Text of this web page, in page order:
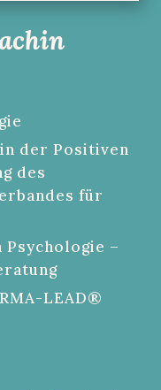
der Positiven
des
für
–
LEAD®